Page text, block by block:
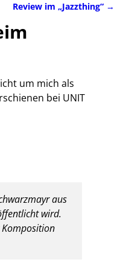
Review im „Jazzthing“ →
um mich als
bei UNIT
aus
wird.
Komposition